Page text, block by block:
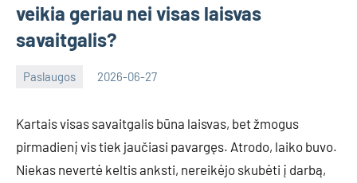
veikia geriau nei visas laisvas
savaitgalis?
Paslaugos 2026-06-27
Kartais visas savaitgalis būna laisvas, bet žmogus
pirmadienį vis tiek jaučiasi pavargęs. Atrodo, laiko buvo.
Niekas nevertė keltis anksti, nereikėjo skubėti į darbą,